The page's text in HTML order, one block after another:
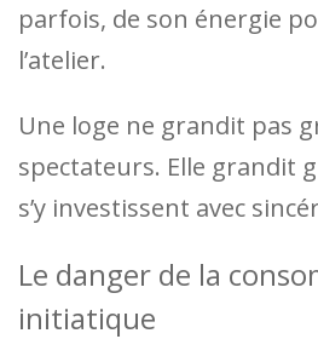
parfois, de son énergie
l’atelier.
Une loge ne grandit pas
spectateurs. Elle grandit
s’y investissent avec
Le danger de la
initiatique